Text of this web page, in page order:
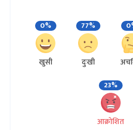
0%
खुसी
77%
दुःखी
23%
आक्रोशित